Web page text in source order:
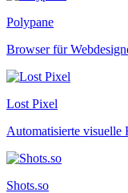
Polypane
Browser für
Lost Pixel
Automatisierte visuelle
Shots.so